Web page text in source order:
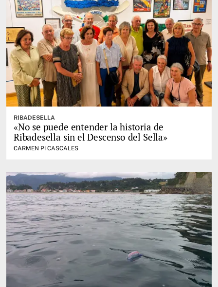
RIBADESELLA
«No se puede entender la historia de
Ribadesella sin el Descenso del Sella»
CARMEN PI CASCALES